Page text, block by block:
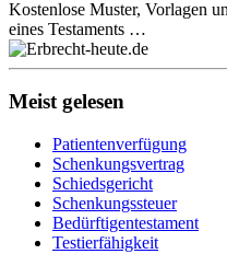
Kostenlose Muster, Vorlagen
eines Testaments …
Meist gelesen
Patientenverfügung
Schenkungsvertrag
Schiedsgericht
Schenkungssteuer
Bedürftigentestament
Testierfähigkeit